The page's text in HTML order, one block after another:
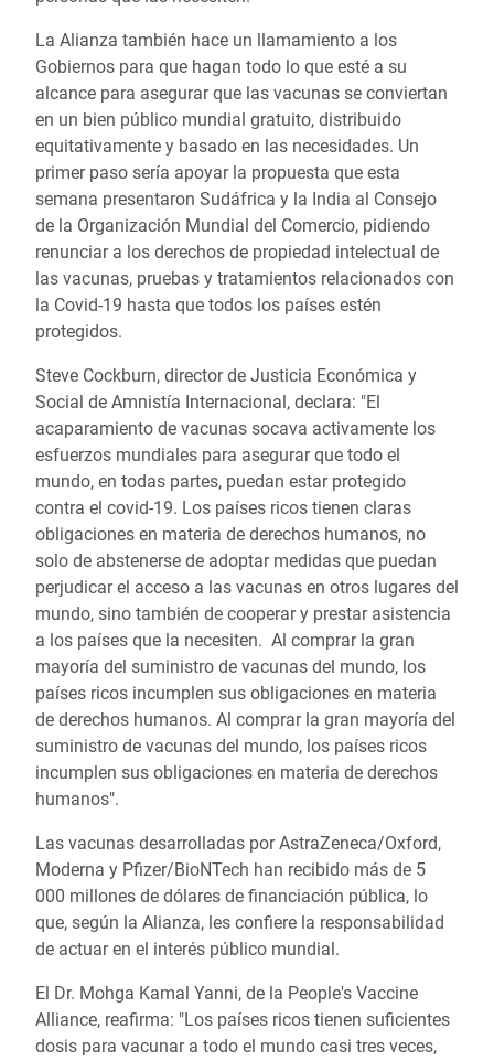
La Alianza también hace un llamamiento a los
Gobiernos para que hagan todo lo que esté a su
alcance para asegurar que las vacunas se conviertan
en un bien público mundial gratuito, distribuido
equitativamente y basado en las necesidades. Un
primer paso sería apoyar la propuesta que esta
semana presentaron Sudáfrica y la India al Consejo
de la Organización Mundial del Comercio, pidiendo
renunciar a los derechos de propiedad intelectual de
las vacunas, pruebas y tratamientos relacionados con
la Covid-19 hasta que todos los países estén
protegidos.
Steve Cockburn, director de Justicia Económica y
Social de Amnistía Internacional, declara: "El
acaparamiento de vacunas socava activamente los
esfuerzos mundiales para asegurar que todo el
mundo, en todas partes, puedan estar protegido
contra el covid-19. Los países ricos tienen claras
obligaciones en materia de derechos humanos, no
solo de abstenerse de adoptar medidas que puedan
perjudicar el acceso a las vacunas en otros lugares del
mundo, sino también de cooperar y prestar asistencia
a los países que la necesiten. Al comprar la gran
mayoría del suministro de vacunas del mundo, los
países ricos incumplen sus obligaciones en materia
de derechos humanos. Al comprar la gran mayoría del
suministro de vacunas del mundo, los países ricos
incumplen sus obligaciones en materia de derechos
humanos".
Las vacunas desarrolladas por AstraZeneca/Oxford,
Moderna y Pfizer/BioNTech han recibido más de 5
000 millones de dólares de financiación pública, lo
que, según la Alianza, les confiere la responsabilidad
de actuar en el interés público mundial.
El Dr. Mohga Kamal Yanni, de la People's Vaccine
Alliance, reafirma: "Los países ricos tienen suficientes
dosis para vacunar a todo el mundo casi tres veces,